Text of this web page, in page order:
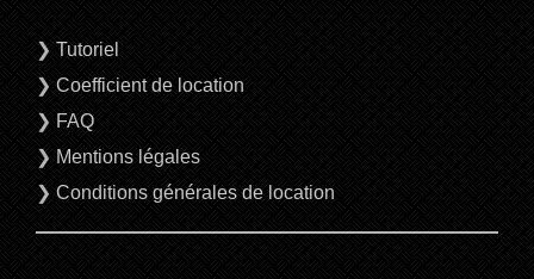
❯ Tutoriel
❯ Coefficient de location
❯ FAQ
❯ Mentions légales
❯ Conditions générales de location